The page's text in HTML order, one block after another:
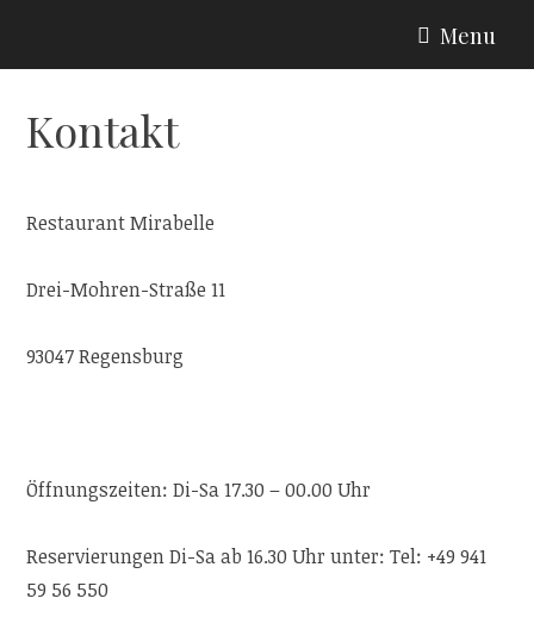
MIRABELLE
Menu
Kontakt
Restaurant Mirabelle
Drei-Mohren-Straße 11
93047 Regensburg
Öffnungszeiten: Di-Sa 17.30 – 00.00 Uhr
Reservierungen Di-Sa ab 16.30 Uhr unter: Tel: +49 941
59 56 550